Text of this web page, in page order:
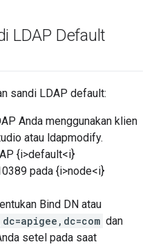
LDAP Default
sandi LDAP default:
Anda menggunakan klien
atau ldapmodify.
{i>default<i}
pada {i>node<i}
Bind DN atau
dan
setel pada saat